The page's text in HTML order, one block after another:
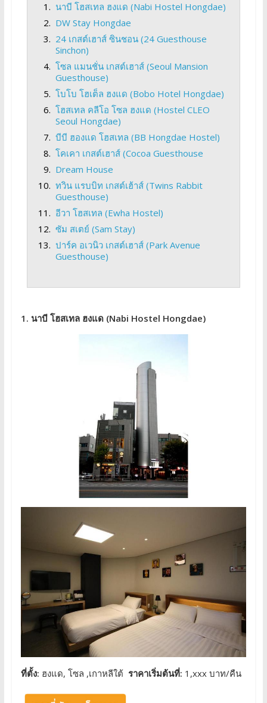
นาบี โฮสเทล ฮงแด (Nabi Hostel Hongdae)
DW Stay Hongdae
24 เกสต์เฮาส์ ซินชอน (24 Guesthouse
Sinchon)
โซล แมนชั่น เกสต์เฮาส์ (Seoul Mansion
Guesthouse)
โบโบ โฮเต็ล ฮงแด (Bobo Hotel Hongdae)
โฮสเทล คลีโอ โซล ฮงแด (Hostel CLEO
Seoul Hongdae)
บีบี ฮองแด โฮสเทล (BB Hongdae Hostel)
โคเคา เกสต์เฮาส์ (Cocoa Guesthouse
Dream House
ทวิน แรบบิท เกสต์เฮ้าส์ (Twins Rabbit
Guesthouse)
อีวา โฮสเทล (Ewha Hostel)
ซัม สเตย์ (Sam Stay)
ปาร์ค อเวนิว เกสต์เฮาส์ (Park Avenue
Guesthouse)
1. นาบี โฮสเทล ฮงแด (Nabi Hostel Hongdae)
ที่ตั้ง: ฮงแด, โซล ,เกาหลีใต้ ราคาเริ่มต้นที่: 1,xxx บาท/คืน